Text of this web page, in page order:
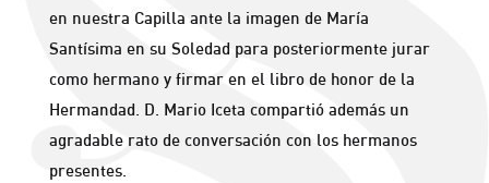
en nuestra Capilla ante la imagen de María
Santísima en su Soledad para posteriormente jurar
como hermano y firmar en el libro de honor de la
Hermandad. D. Mario Iceta compartió además un
agradable rato de conversación con los hermanos
presentes.